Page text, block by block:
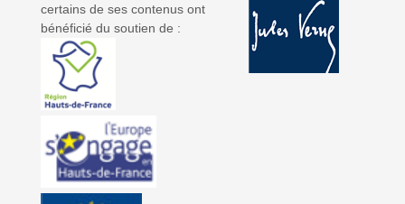
certains de ses contenus ont
bénéficié du soutien de :